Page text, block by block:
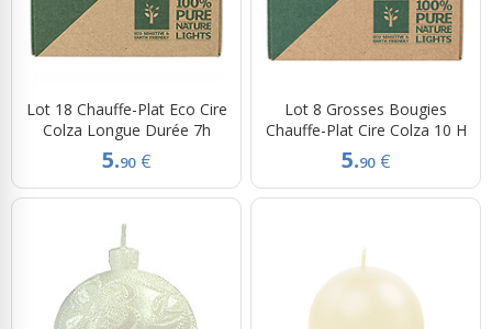
Lot 18 Chauffe-Plat Eco Cire
Colza Longue Durée 7h
5.90 €
Lot 8 Grosses Bougies
Chauffe-Plat Cire Colza 10 H
5.90 €